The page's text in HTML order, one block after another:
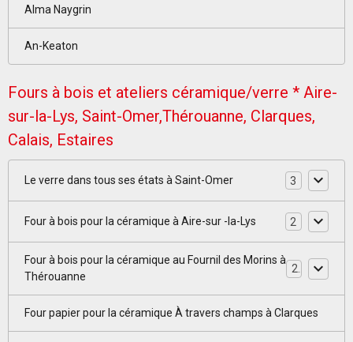
Alma Naygrin
An-Keaton
Fours à bois et ateliers céramique/verre * Aire-
sur-la-Lys, Saint-Omer,Thérouanne, Clarques,
Calais, Estaires
Le verre dans tous ses états à Saint-Omer 3
Four à bois pour la céramique à Aire-sur -la-Lys 2
Four à bois pour la céramique au Fournil des Morins à
Thérouanne
2
Four papier pour la céramique À travers champs à Clarques